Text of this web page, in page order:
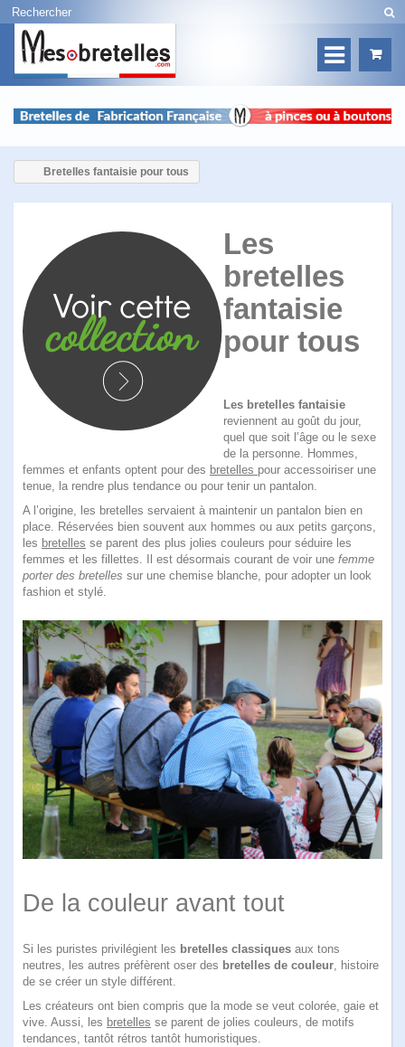
Bretelles fantaisie pour tous
Les
bretelles
fantaisie
pour tous
Les bretelles fantaisie
reviennent au goût du jour,
quel que soit l’âge ou le sexe
de la personne. Hommes,
femmes et enfants optent pour des bretelles pour accessoiriser une
tenue, la rendre plus tendance ou pour tenir un pantalon.
A l’origine, les bretelles servaient à maintenir un pantalon bien en
place. Réservées bien souvent aux hommes ou aux petits garçons,
les bretelles se parent des plus jolies couleurs pour séduire les
femmes et les fillettes. Il est désormais courant de voir une femme
porter des bretelles sur une chemise blanche, pour adopter un look
fashion et stylé.
De la couleur avant tout
Si les puristes privilégient les bretelles classiques aux tons
neutres, les autres préfèrent oser des bretelles de couleur, histoire
de se créer un style différent.
Les créateurs ont bien compris que la mode se veut colorée, gaie et
vive. Aussi, les bretelles se parent de jolies couleurs, de motifs
tendances, tantôt rétros tantôt humoristiques.